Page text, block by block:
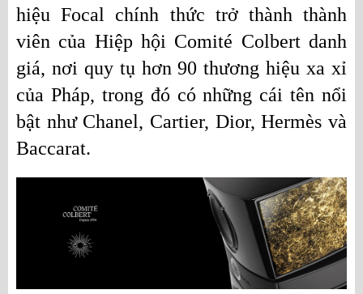
hiệu Focal chính thức trở thành thành
viên của Hiệp hội Comité Colbert danh
giá, nơi quy tụ hơn 90 thương hiệu xa xỉ
của Pháp, trong đó có những cái tên nổi
bật như Chanel, Cartier, Dior, Hermès và
Baccarat.